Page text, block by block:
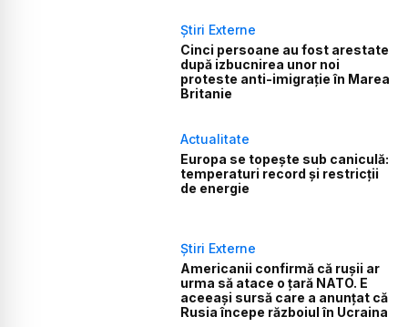
Știri Externe
Cinci persoane au fost arestate
după izbucnirea unor noi
proteste anti-imigrație în Marea
Britanie
Actualitate
Europa se topește sub caniculă:
temperaturi record și restricții
de energie
Știri Externe
Americanii confirmă că rușii ar
urma să atace o țară NATO. E
aceeași sursă care a anunțat că
Rusia începe războiul în Ucraina